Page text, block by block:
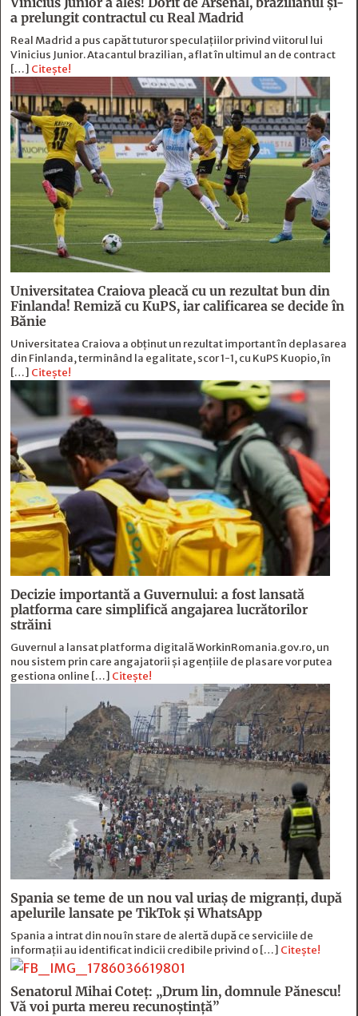
a prelungit contractul cu Real Madrid
Real Madrid a pus capăt tuturor speculațiilor privind viitorul lui
Vinicius Junior. Atacantul brazilian, aflat în ultimul an de contract
[…] Citește!
Universitatea Craiova pleacă cu un rezultat bun din
Finlanda! Remiză cu KuPS, iar calificarea se decide în
Bănie
Universitatea Craiova a obținut un rezultat important în deplasarea
din Finlanda, terminând la egalitate, scor 1-1, cu KuPS Kuopio, în
[…] Citește!
Decizie importantă a Guvernului: a fost lansată
platforma care simplifică angajarea lucrătorilor
străini
Guvernul a lansat platforma digitală WorkinRomania.gov.ro, un
nou sistem prin care angajatorii și agențiile de plasare vor putea
gestiona online […] Citește!
Spania se teme de un nou val uriaș de migranți, după
apelurile lansate pe TikTok și WhatsApp
Spania a intrat din nou în stare de alertă după ce serviciile de
informații au identificat indicii credibile privind o […] Citește!
Senatorul Mihai Coteț: „Drum lin, domnule Pănescu!
Vă voi purta mereu recunoștință”